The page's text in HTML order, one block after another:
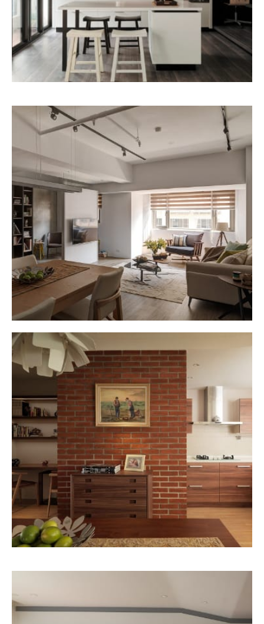
新店マンション
HOME DESIGN
新店三民アパートホテル
HOME DESIGN
MORE